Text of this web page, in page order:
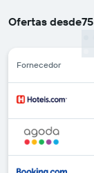
Ofertas desde
Fornecedor